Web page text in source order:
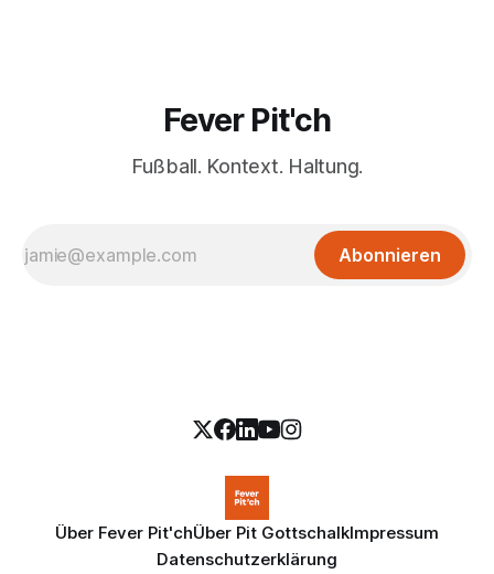
Fever Pit'ch
Fußball. Kontext. Haltung.
Abonnieren
Über Fever Pit'chÜber Pit GottschalkImpressum
Datenschutzerklärung